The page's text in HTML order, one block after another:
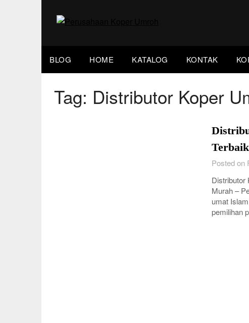
BLOG HOME KATALOG KONTAK
Tag: Distributor Koper
Posted on
Distributor
Murah –
umat
pemilihan